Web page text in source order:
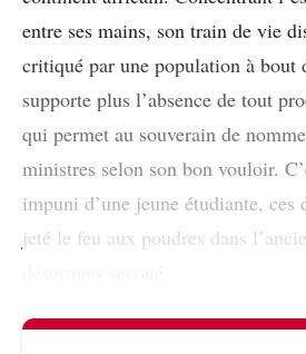
entre ses mains, son train de vie
critiqué par une population à bout
supporte plus l’absence de tout
qui permet au souverain de
ministres selon son bon vouloir.
impuni d’une jeune étudiante, ces
jeté le feu aux poudres dans